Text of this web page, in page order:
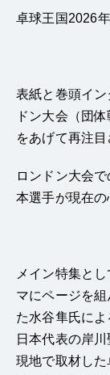
卓球王国2026
表紙と巻頭イ
ドン大会（団
をあげて再注
ロンドン大会
本選手が現在の
メイン特集と
マにページを
た水谷隼氏に
日本代表の岸
現地で取材し